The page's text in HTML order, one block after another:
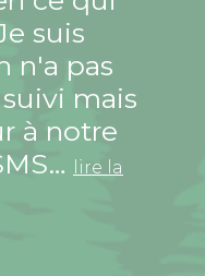
suis
n'a pas
mais
à notre
lire la